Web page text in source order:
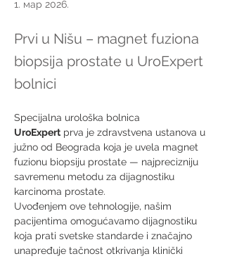
1. мар 2026.
Prvi u Nišu – magnet fuziona
biopsija prostate u UroExpert
bolnici
Specijalna urološka bolnica
UroExpert prva je zdravstvena ustanova u
južno od Beograda koja je uvela magnet
fuzionu biopsiju prostate — najprecizniju
savremenu metodu za dijagnostiku
karcinoma prostate.
Uvođenjem ove tehnologije, našim
pacijentima omogućavamo dijagnostiku
koja prati svetske standarde i značajno
unapređuje tačnost otkrivanja klinički